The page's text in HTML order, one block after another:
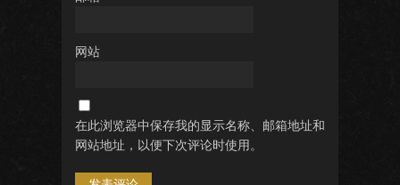
网站
在此浏览器中保存我的显示名称、邮箱地址和
网站地址，以便下次评论时使用。